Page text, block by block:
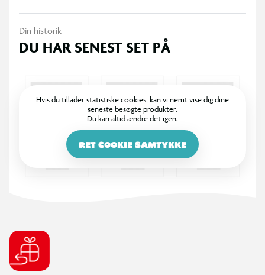
Din historik
DU HAR SENEST SET PÅ
Hvis du tillader statistiske cookies, kan vi nemt vise dig dine
seneste besøgte produkter.
Du kan altid ændre det igen.
RET COOKIE SAMTYKKE